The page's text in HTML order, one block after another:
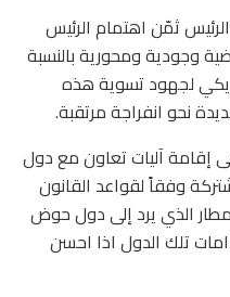
ثمّن اهتمام الرئيس
وجودية ومحورية بالنسبة
لجهود تسوية هذه
نحو انفراجة مرتقبة.
آليات تعاون مع دول
وفقاً لقواعد القانون
الذي يرد إلى دول حوض
تلك الدول اذا احسن